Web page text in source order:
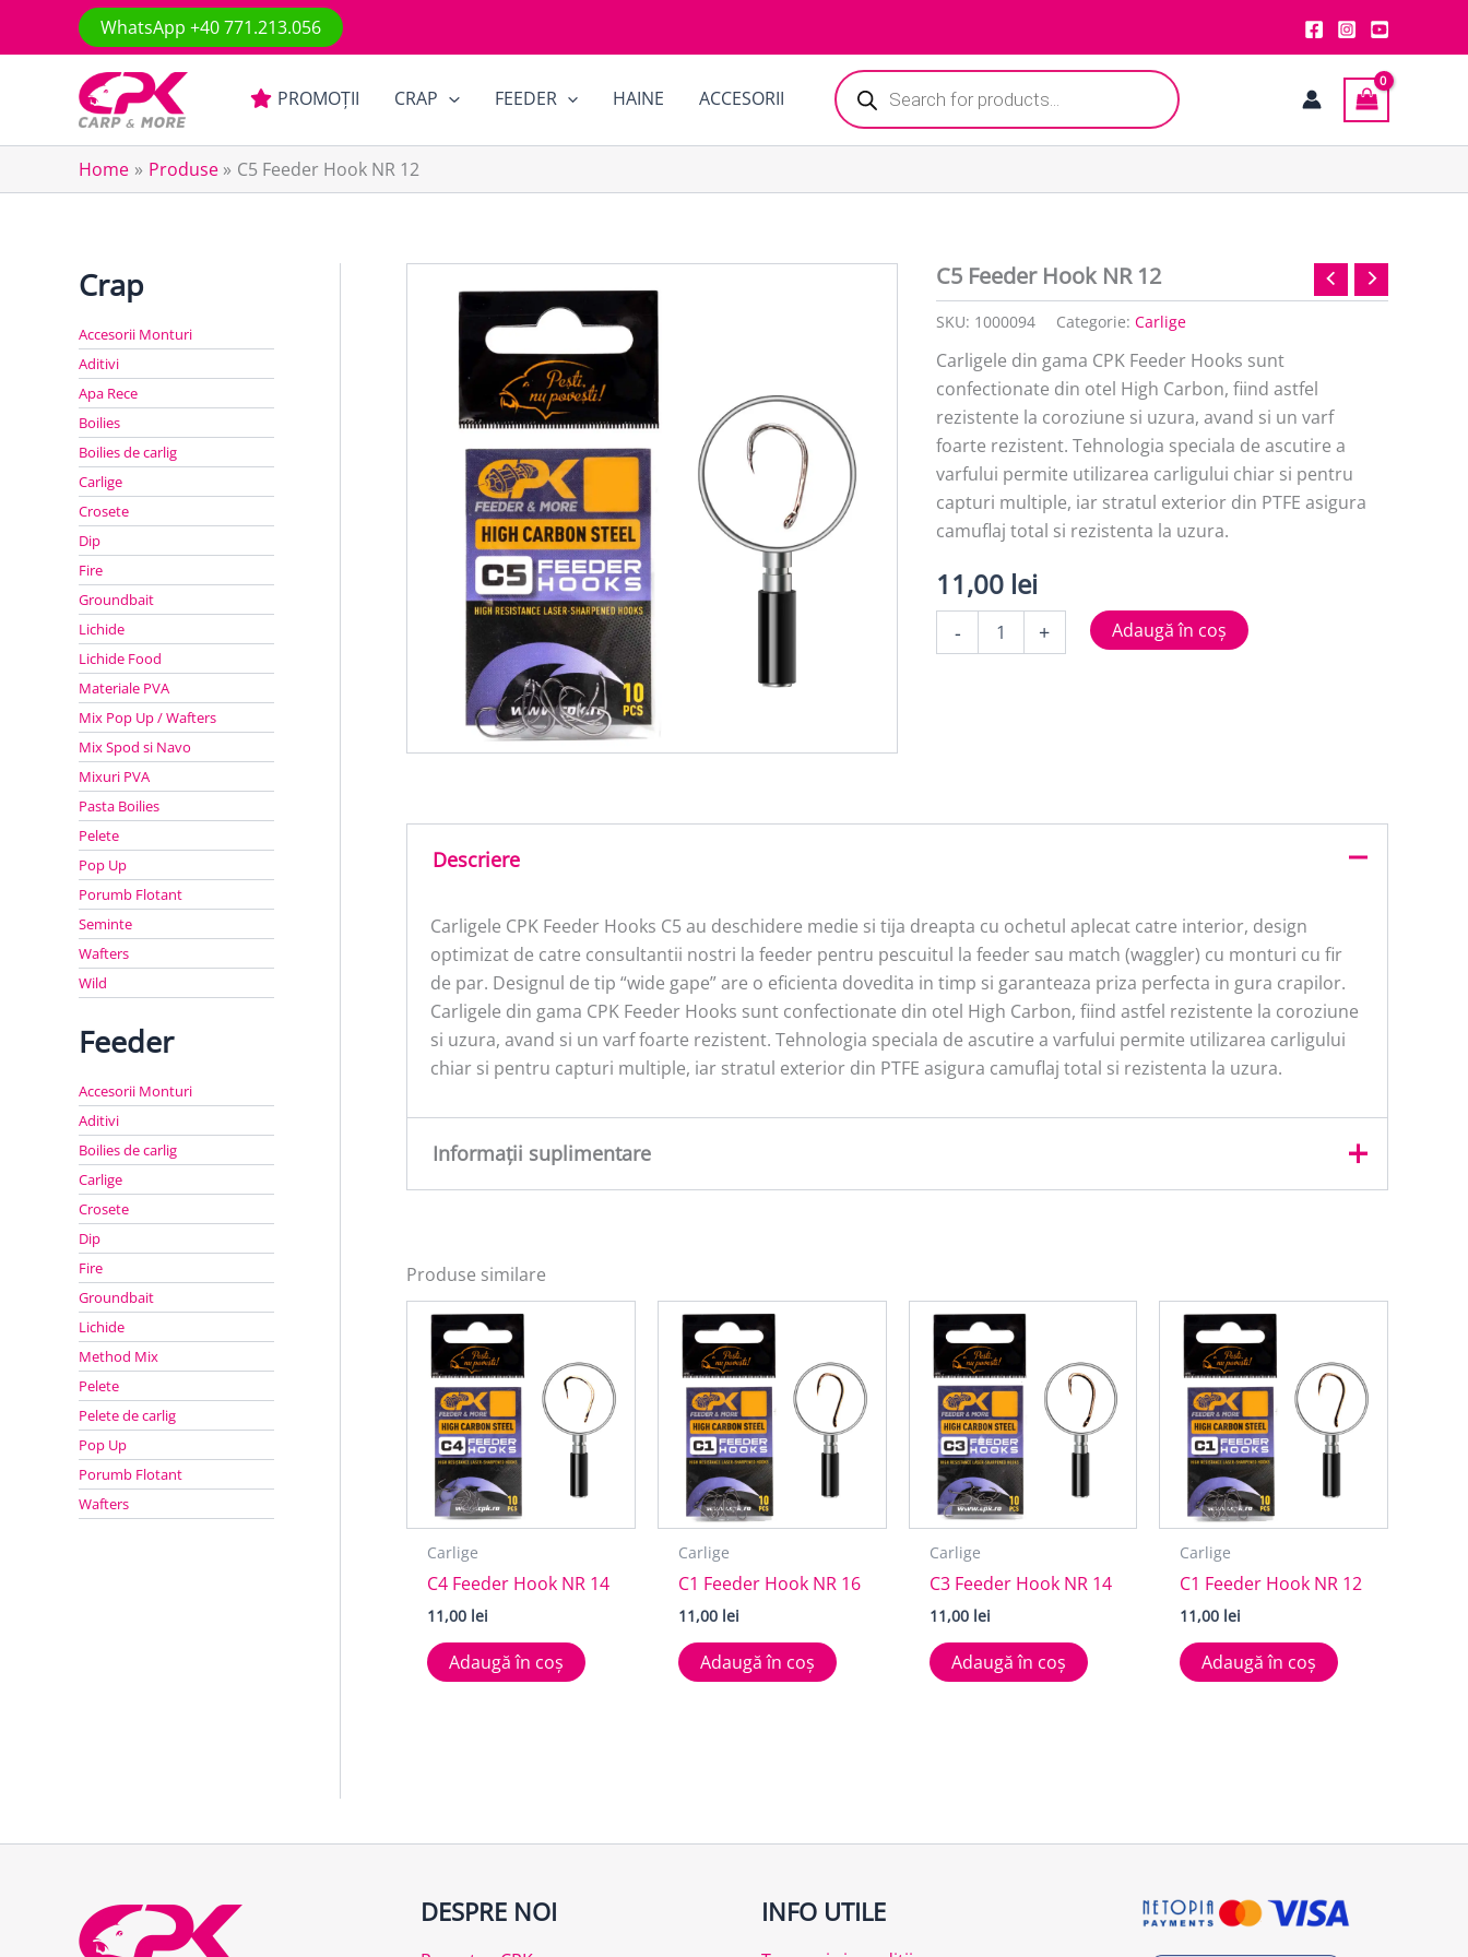
WhatsApp +40 771.213.056
PROMOȚII CRAP FEEDER HAINE ACCESORII
Products
search
Home Produse C5 Feeder Hook NR 12
Crap
Accesorii Monturi
Aditivi
Apa Rece
Boilies
Boilies de carlig
Carlige
Crosete
Dip
Fire
Groundbait
Lichide
Lichide Food
Materiale PVA
Mix Pop Up / Wafters
Mix Spod si Navo
Mixuri PVA
Pasta Boilies
Pelete
Pop Up
Porumb Flotant
Seminte
Wafters
Wild
Feeder
Accesorii Monturi
Aditivi
Boilies de carlig
Carlige
Crosete
Dip
Fire
Groundbait
Lichide
Method Mix
Pelete
Pelete de carlig
Pop Up
Porumb Flotant
Wafters
C5 Feeder Hook NR 12
SKU: 1000094 Categorie:Carlige
Carligele din gama CPK Feeder Hooks sunt
confectionate din otel High Carbon, fiind astfel
rezistente la coroziune si uzura, avand si un varf
foarte rezistent. Tehnologia speciala de ascutire a
varfului permite utilizarea carligului chiar si pentru
capturi multiple, iar stratul exterior din PTFE asigura
camuflaj total si rezistenta la uzura.
11,00 lei
- + Adaugă în coș
Descriere
Carligele CPK Feeder Hooks C5 au deschidere medie si tija dreapta cu ochetul aplecat catre interior, design
optimizat de catre consultantii nostri la feeder pentru pescuitul la feeder sau match (waggler) cu monturi cu fir
de par. Designul de tip “wide gape” are o eficienta dovedita in timp si garanteaza priza perfecta in gura crapilor.
Carligele din gama CPK Feeder Hooks sunt confectionate din otel High Carbon, fiind astfel rezistente la coroziune
si uzura, avand si un varf foarte rezistent. Tehnologia speciala de ascutire a varfului permite utilizarea carligului
chiar si pentru capturi multiple, iar stratul exterior din PTFE asigura camuflaj total si rezistenta la uzura.
Informații suplimentare
Produse similare
Carlige
C4 Feeder Hook NR 14
11,00 lei
Adaugă în coș
Carlige
C1 Feeder Hook NR 16
11,00 lei
Adaugă în coș
Carlige
C3 Feeder Hook NR 14
11,00 lei
Adaugă în coș
Carlige
C1 Feeder Hook NR 12
11,00 lei
Adaugă în coș
DESPRE NOI INFO UTILE